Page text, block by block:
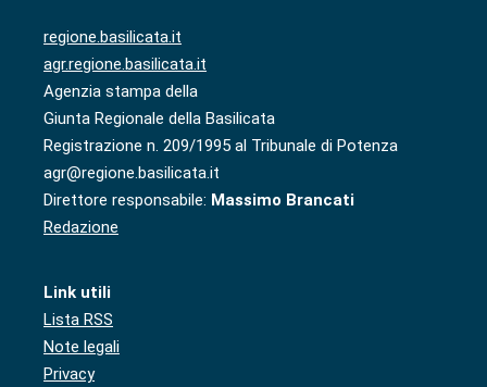
regione.basilicata.it
agr.regione.basilicata.it
Agenzia stampa della
Giunta Regionale della Basilicata
Registrazione n. 209/1995 al Tribunale di Potenza
agr@regione.basilicata.it
Direttore responsabile: Massimo Brancati
Redazione
Link utili
Lista RSS
Note legali
Privacy